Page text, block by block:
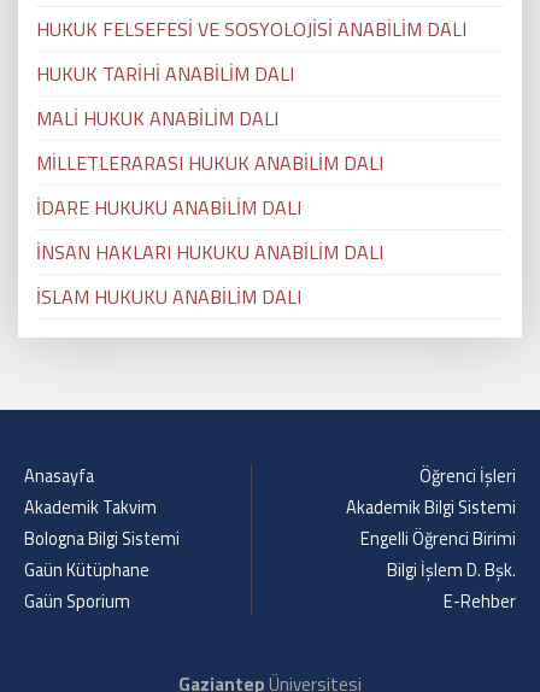
HUKUK FELSEFESİ VE SOSYOLOJİSİ ANABİLİM DALI
HUKUK TARİHİ ANABİLİM DALI
MALİ HUKUK ANABİLİM DALI
MİLLETLERARASI HUKUK ANABİLİM DALI
İDARE HUKUKU ANABİLİM DALI
İNSAN HAKLARI HUKUKU ANABİLİM DALI
İSLAM HUKUKU ANABİLİM DALI
Anasayfa
Akademik Takvim
Bologna Bilgi Sistemi
Gaün Kütüphane
Gaün Sporium
Öğrenci İşleri
Akademik Bilgi Sistemi
Engelli Öğrenci Birimi
Bilgi İşlem D. Bşk.
E-Rehber
GaziantepÜniversitesi